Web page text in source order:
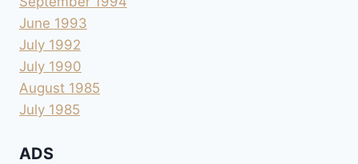
June 1993
July 1992
July 1990
August 1985
July 1985
ADS